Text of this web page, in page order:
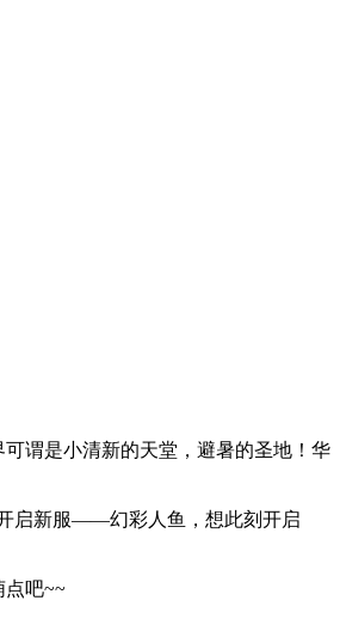
可谓是小清新的天堂，避暑的圣地！华
启新服——幻彩人鱼，想此刻开启
点吧~~